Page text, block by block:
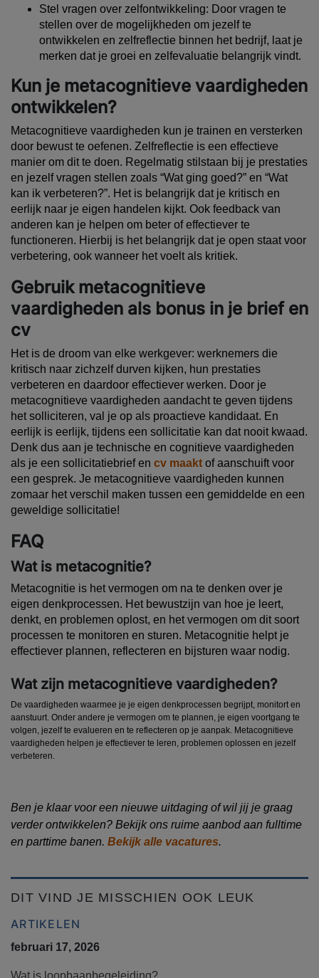
Stel vragen over zelfontwikkeling: Door vragen te
stellen over de mogelijkheden om jezelf te
ontwikkelen en zelfreflectie binnen het bedrijf, laat je
merken dat je groei en zelfevaluatie belangrijk vindt.
Kun je metacognitieve vaardigheden
ontwikkelen?
Metacognitieve vaardigheden kun je trainen en versterken
door bewust te oefenen. Zelfreflectie is een effectieve
manier om dit te doen. Regelmatig stilstaan bij je prestaties
en jezelf vragen stellen zoals “Wat ging goed?” en “Wat
kan ik verbeteren?”. Het is belangrijk dat je kritisch en
eerlijk naar je eigen handelen kijkt. Ook feedback van
anderen kan je helpen om beter of effectiever te
functioneren. Hierbij is het belangrijk dat je open staat voor
verbetering, ook wanneer het voelt als kritiek.
Gebruik metacognitieve
vaardigheden als bonus in je brief en
cv
Het is de droom van elke werkgever: werknemers die
kritisch naar zichzelf durven kijken, hun prestaties
verbeteren en daardoor effectiever werken. Door je
metacognitieve vaardigheden aandacht te geven tijdens
het solliciteren, val je op als proactieve kandidaat. En
eerlijk is eerlijk, tijdens een sollicitatie kan dat nooit kwaad.
Denk dus aan je technische en cognitieve vaardigheden
als je een sollicitatiebrief en cv maakt of aanschuift voor
een gesprek. Je metacognitieve vaardigheden kunnen
zomaar het verschil maken tussen een gemiddelde en een
geweldige sollicitatie!
FAQ
Wat is metacognitie?
Metacognitie is het vermogen om na te denken over je
eigen denkprocessen. Het bewustzijn van hoe je leert,
denkt, en problemen oplost, en het vermogen om dit soort
processen te monitoren en sturen. Metacognitie helpt je
effectiever plannen, reflecteren en bijsturen waar nodig.
Wat zijn metacognitieve vaardigheden?
De vaardigheden waarmee je je eigen denkprocessen begrijpt, monitort en
aanstuurt. Onder andere je vermogen om te plannen, je eigen voortgang te
volgen, jezelf te evalueren en te reflecteren op je aanpak. Metacognitieve
vaardigheden helpen je effectiever te leren, problemen oplossen en jezelf
verbeteren.
Ben je klaar voor een nieuwe uitdaging of wil jij je graag
verder ontwikkelen? Bekijk ons ruime aanbod aan fulltime
en parttime banen. Bekijk alle vacatures.
DIT VIND JE MISSCHIEN OOK LEUK
ARTIKELEN
februari 17, 2026
Wat is loopbaanbegeleiding?